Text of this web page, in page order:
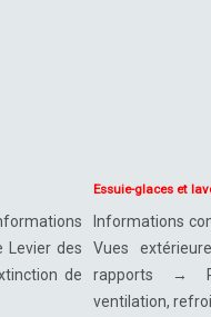
Levier des
de
Essuie-glaces et
Informations
Vues
rapports →
ventilation,